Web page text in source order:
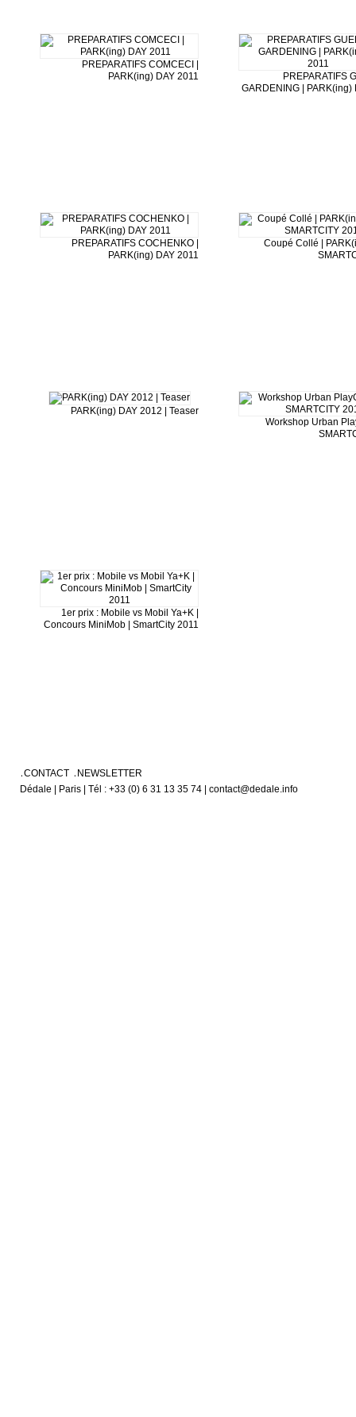
PREPARATIFS COMCECI |
PARK(ing) DAY 2011
PREPARATIFS
GARDENING | PARK(ing)
PREPARATIFS COCHENKO |
PARK(ing) DAY 2011
Coupé Collé |
PARK(ing) DAY 2012 | Teaser
Workshop Urban
1er prix : Mobile vs Mobil Ya+K |
Concours MiniMob | SmartCity 2011
CONTACT
NEWSLETTER
Dédale | Paris | Tél : +33 (0) 6 31 13 35 74 | contact@dedale.info